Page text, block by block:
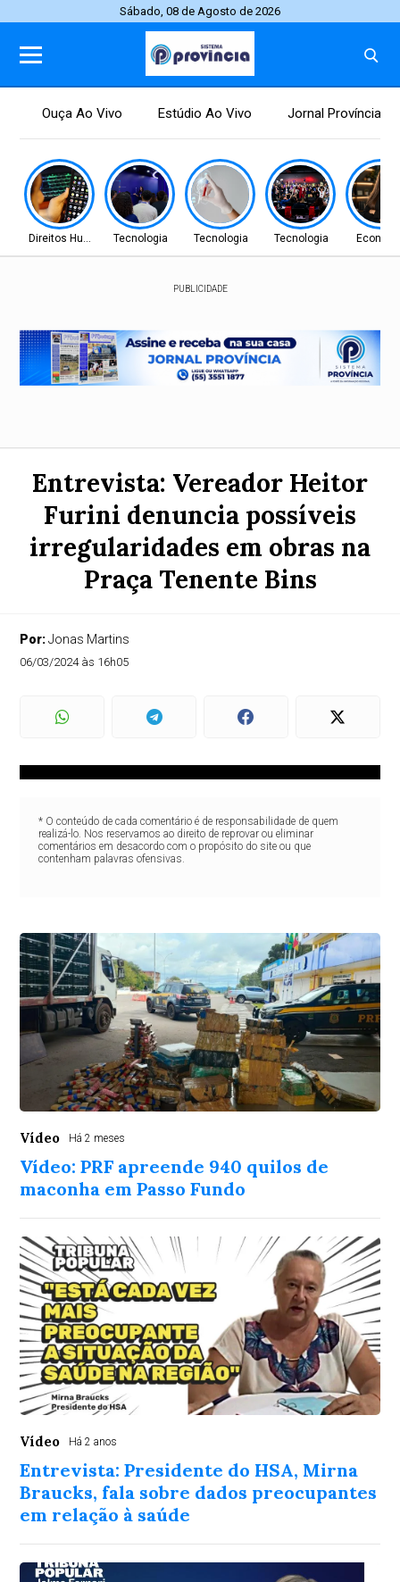
Sábado, 08 de Agosto de 2026
Ouça Ao Vivo Estúdio Ao Vivo Jornal Província
Direitos HumanosTecnologia Tecnologia Tecnologia
PUBLICIDADE
Entrevista: Vereador Heitor
Furini denuncia possíveis
irregularidades em obras na
Praça Tenente Bins
Por:Jonas Martins
06/03/2024 às 16h05
* O conteúdo de cada comentário é de responsabilidade de quem
realizá-lo. Nos reservamos ao direito de reprovar ou eliminar
comentários em desacordo com o propósito do site ou que
contenham palavras ofensivas.
Vídeo Há 2 meses
Vídeo: PRF apreende 940 quilos de
maconha em Passo Fundo
Vídeo Há 2 anos
Entrevista: Presidente do HSA, Mirna
Braucks, fala sobre dados preocupantes
em relação à saúde